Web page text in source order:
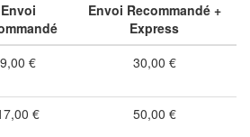
Envoi
Envoi Recommandé +
Express
9,00 € 30,00 €
€ 50,00 €